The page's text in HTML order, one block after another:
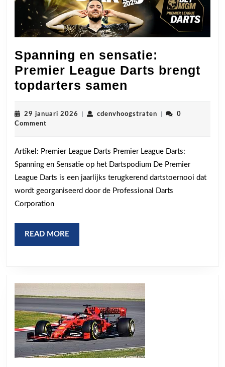
Spanning en sensatie:
Premier League Darts brengt
topdarters samen
en
sensatie:
League
Darts
brengt
topdarters
29 januari 2026 cdenvhoogstratencdenvhoogstraten
0
Comment
Artikel: Premier League Darts Premier League Darts:
Spanning en Sensatie op het Dartspodium De Premier
League Darts is een jaarlijks terugkerend dartstoernooi dat
wordt georganiseerd door de Professional Darts
Corporation
READ MORE
MORE